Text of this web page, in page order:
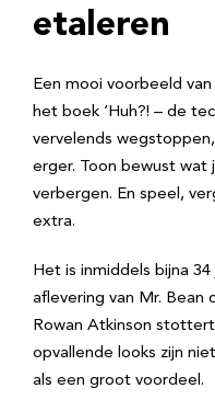
etaleren
Een mooi voorbeeld
het boek ‘Huh?! – de
vervelends
erger. Toon bewust wat
verbergen. En speel,
extra.
Het is inmiddels bijna
aflevering van Mr. Bean
Rowan Atkinson
opvallende looks zijn
als een groot voordeel.